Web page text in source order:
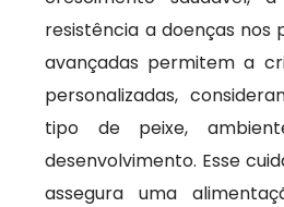
resistência a doenças nos
avançadas permitem a
personalizadas,
tipo de peixe,
desenvolvimento. Esse
assegura uma